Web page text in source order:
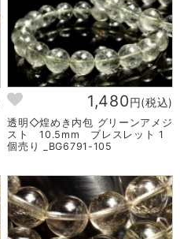
1,480円(税込)
透明◇煌めき内包 グリーンアメジ
スト 10.5mm ブレスレット 1
個売り _BG6791-105